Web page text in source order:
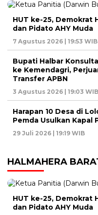
HUT ke-25, Demokrat
dan Pidato AHY Muda
7 Agustus 2026 | 19:53 WIB
Bupati Halbar
ke Kemendagri,
Transfer APBN
3 Agustus 2026 | 19:03 WIB
Harapan 10 Desa di
Pemda Usulkan Kapal
29 Juli 2026 | 19:19 WIB
HALMAHERA
HUT ke-25, Demokrat
dan Pidato AHY Muda